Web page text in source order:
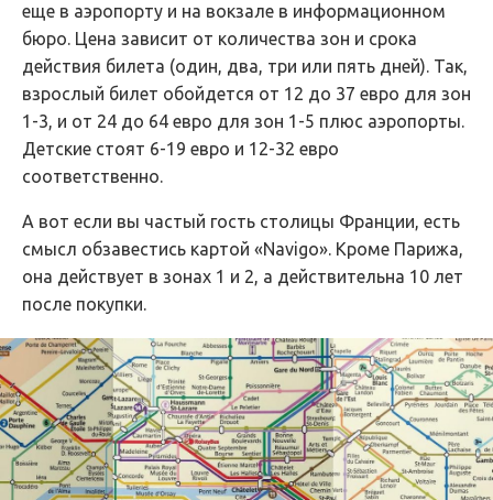
еще в аэропорту и на вокзале в информационном
бюро. Цена зависит от количества зон и срока
действия билета (один, два, три или пять дней). Так,
взрослый билет обойдется от 12 до 37 евро для зон
1-3, и от 24 до 64 евро для зон 1-5 плюс аэропорты.
Детские стоят 6-19 евро и 12-32 евро
соответственно.
А вот если вы частый гость столицы Франции, есть
смысл обзавестись картой «Navigo». Кроме Парижа,
она действует в зонах 1 и 2, а действительна 10 лет
после покупки.